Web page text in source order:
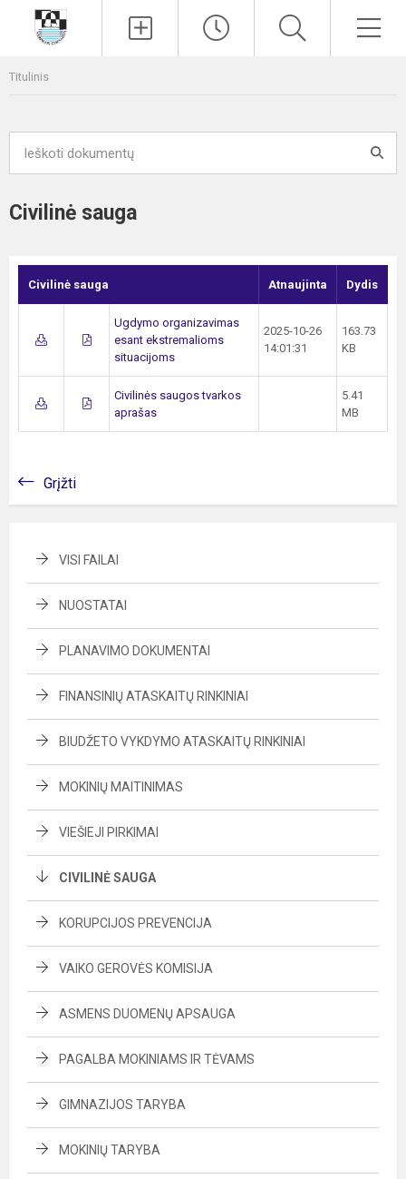
Titulinis
Civilinė sauga
Civilinė sauga Atnaujinta Dydis
Ugdymo organizavimas
esant ekstremalioms
situacijoms
2025-10-26
14:01:31
163.73
KB
Civilinės saugos tvarkos
aprašas
5.41
MB
Grįžti
VISI FAILAI
NUOSTATAI
PLANAVIMO DOKUMENTAI
FINANSINIŲ ATASKAITŲ RINKINIAI
BIUDŽETO VYKDYMO ATASKAITŲ RINKINIAI
MOKINIŲ MAITINIMAS
VIEŠIEJI PIRKIMAI
CIVILINĖ SAUGA
KORUPCIJOS PREVENCIJA
VAIKO GEROVĖS KOMISIJA
ASMENS DUOMENŲ APSAUGA
PAGALBA MOKINIAMS IR TĖVAMS
GIMNAZIJOS TARYBA
MOKINIŲ TARYBA